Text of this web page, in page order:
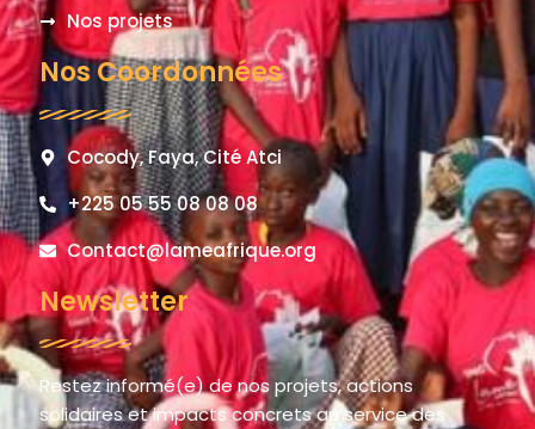
Nos projets
Nos Coordonnées
Cocody, Faya, Cité Atci
+225 05 55 08 08 08
Contact@lameafrique.org
Newsletter
Restez informé(e) de nos projets, actions
solidaires et impacts concrets au service des